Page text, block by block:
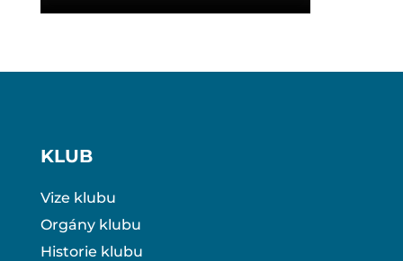
KLUB
Vize klubu
Orgány klubu
Historie klubu